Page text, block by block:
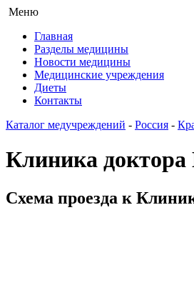
Меню
Главная
Разделы медицины
Новости медицины
Медицинские учреждения
Диеты
Контакты
Каталог медучреждений - Россия -
Клиника доктора
Схема проезда к